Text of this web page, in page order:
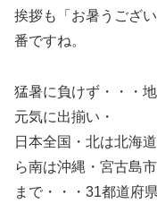
挨拶も「お暑うござ
番ですね。
猛暑に負けず・・・
元気に出揃い・
日本全国・北は北海
ら南は沖縄・宮古島
まで・・・31都道府